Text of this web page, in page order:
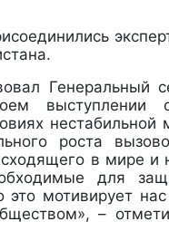
Генеральный
выступлении
нестабильной
роста
в мире и
для
мотивирует
–